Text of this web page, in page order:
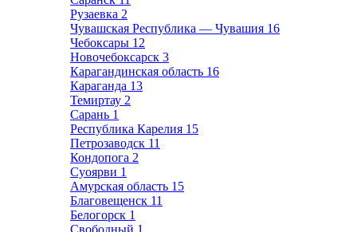
Рузаевка 2
Чувашская Республика — Чувашия 16
Чебоксары 12
Новочебоксарск 3
Карагандинская область 16
Караганда 13
Темиртау 2
Сарань 1
Республика Карелия 15
Петрозаводск 11
Кондопога 2
Суоярви 1
Амурская область 15
Благовещенск 11
Белогорск 1
Свободный 1